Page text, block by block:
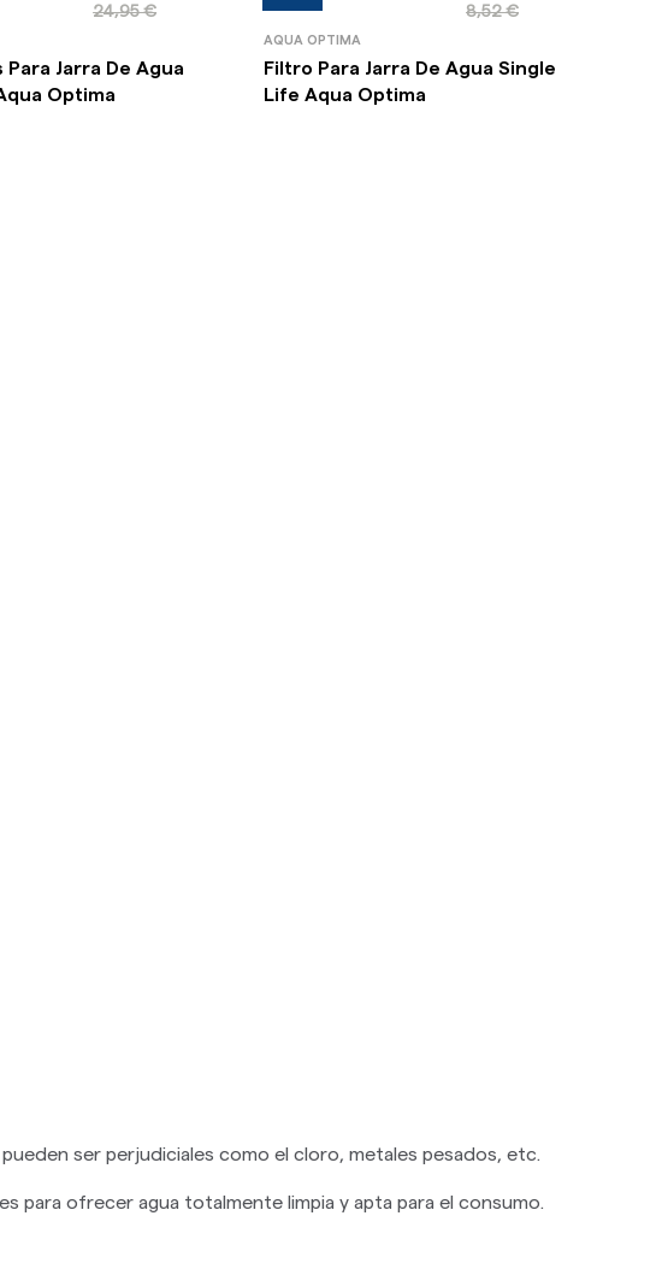
24,95 €
Jarra De Agua
Optima
8,52 €
AQUA OPTIMA
Filtro Para Jarra De Agua Single
Life Aqua Optima
ser perjudiciales como el cloro, metales pesados, etc.
para ofrecer agua totalmente limpia y apta para el consumo.